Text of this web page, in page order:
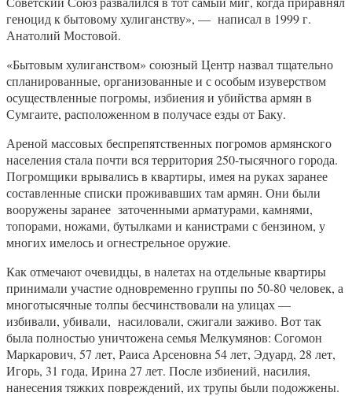
геноцид к бытовому хулиганству», — написал в 1999 г.
Анатолий Мостовой.
«Бытовым хулиганством» союзный Центр назвал тщательно
спланированные, организованные и с особым изуверством
осуществленные погромы, избиения и убийства армян в
Сумгаите, расположенном в получасе езды от Баку.
Ареной массовых беспрепятственных погромов армянского
населения стала почти вся территория 250-тысячного города.
Погромщики врывались в квартиры, имея на руках заранее
составленные списки проживавших там армян. Они были
вооружены заранее заточенными арматурами, камнями,
топорами, ножами, бутылками и канистрами с бензином, у
многих имелось и огнестрельное оружие.
Как отмечают очевидцы, в налетах на отдельные квартиры
принимали участие одновременно группы по 50-80 человек, а
многотысячные толпы бесчинствовали на улицах —
избивали, убивали, насиловали, сжигали заживо. Вот так
была полностью уничтожена семья Мелкумянов: Согомон
Маркарович, 57 лет, Раиса Арсеновна 54 лет, Эдуард, 28 лет,
Игорь, 31 года, Ирина 27 лет. После избиений, насилия,
нанесения тяжких повреждений, их трупы были подожжены.